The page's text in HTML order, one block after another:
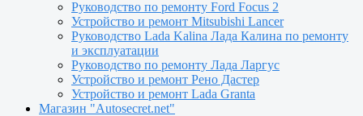
Руководство по ремонту Ford Focus 2
Устройство и ремонт Mitsubishi Lancer
Руководство Lada Kalina Лада Калина по ремонту
и эксплуатации
Руководство по ремонту Лада Ларгус
Устройство и ремонт Рено Дастер
Устройство и ремонт Lada Granta
Магазин "Autosecret.net"